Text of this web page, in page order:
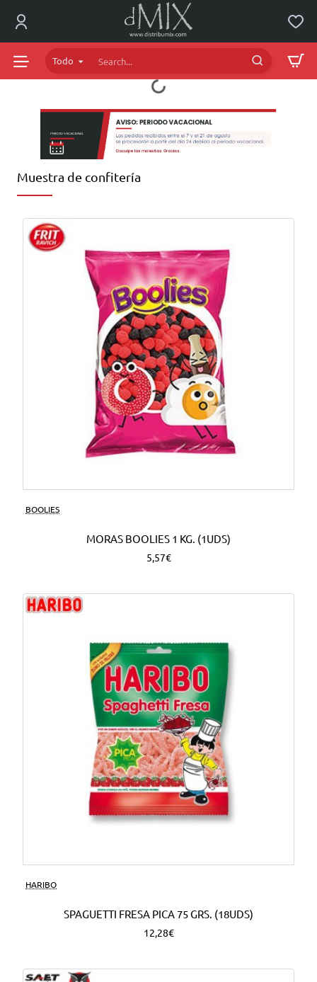
dMIX
Online
Todo
Search...
Muestra de confitería
BOOLIES
MORAS BOOLIES 1 KG. (1UDS)
5,57€
HARIBO
SPAGUETTI FRESA PICA 75 GRS. (18UDS)
12,28€